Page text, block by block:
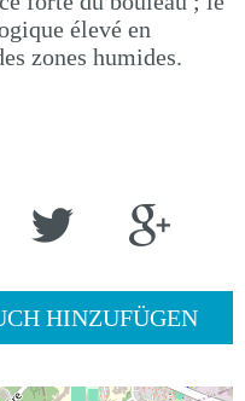
élevé en
zones humides.
HINZUFÜGEN